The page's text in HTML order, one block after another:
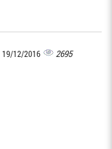
19/12/2016 2695